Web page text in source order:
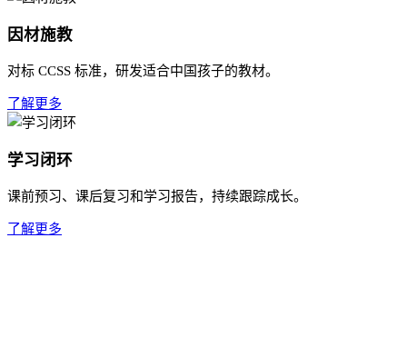
因材施教
对标 CCSS 标准，研发适合中国孩子的教材。
了解更多
学习闭环
课前预习、课后复习和学习报告，持续跟踪成长。
了解更多